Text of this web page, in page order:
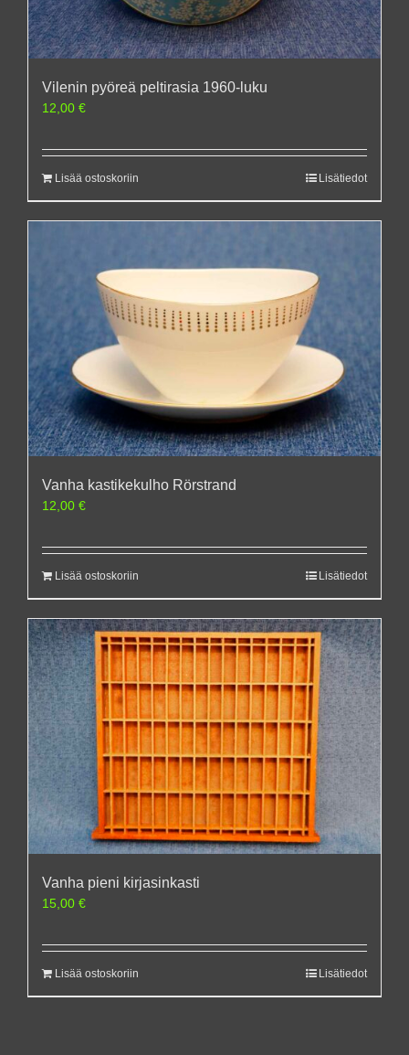
Vilenin pyöreä peltirasia 1960-luku
12,00 €
Lisää ostoskoriin Lisätiedot
Vanha kastikekulho Rörstrand
12,00 €
Lisää ostoskoriin Lisätiedot
Vanha pieni kirjasinkasti
15,00 €
Lisää ostoskoriin Lisätiedot